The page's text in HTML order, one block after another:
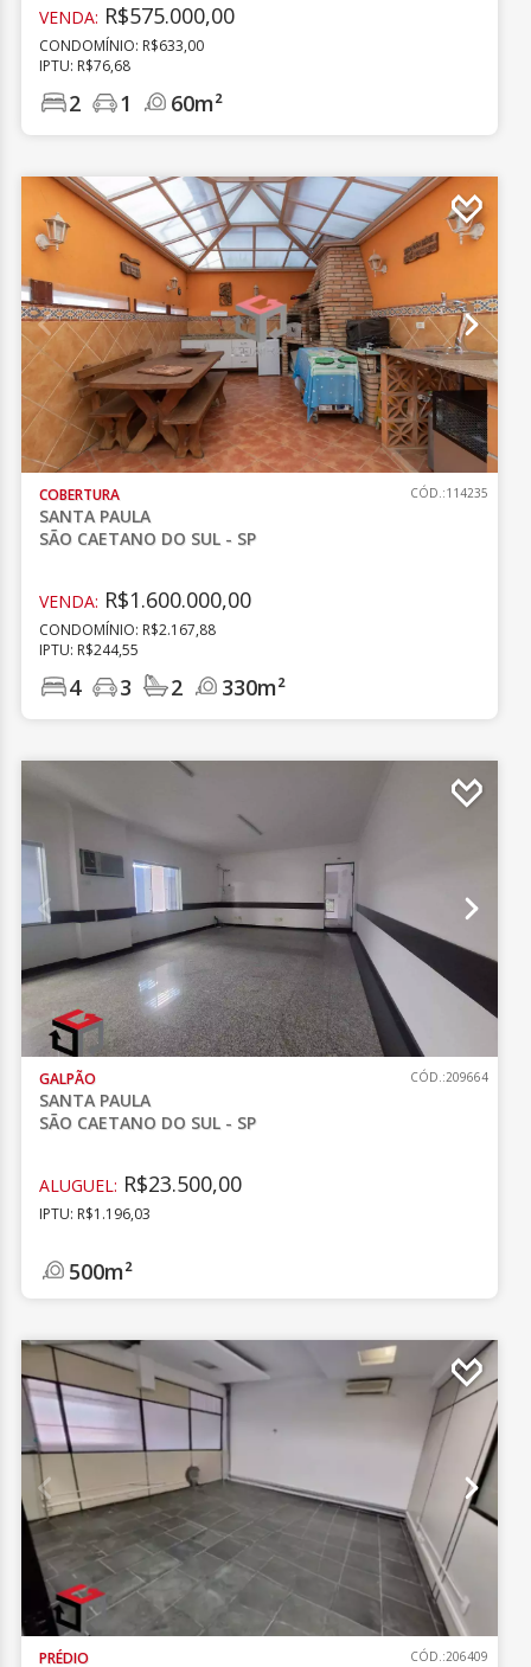
VENDA: R$575.000,00
CONDOMÍNIO: R$633,00
IPTU: R$76,68
2 1 60m²
COBERTURA
SANTA PAULA
SÃO CAETANO DO SUL - SP
CÓD.:114235
VENDA: R$1.600.000,00
CONDOMÍNIO: R$2.167,88
IPTU: R$244,55
4 3 2 330m²
GALPÃO
SANTA PAULA
SÃO CAETANO DO SUL - SP
CÓD.:209664
ALUGUEL: R$23.500,00
IPTU: R$1.196,03
500m²
PRÉDIO CÓD.:206409